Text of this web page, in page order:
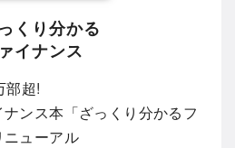
くり分かる
イナンス
部超!
ンス本「ざっくり分かるフ
ニューアル